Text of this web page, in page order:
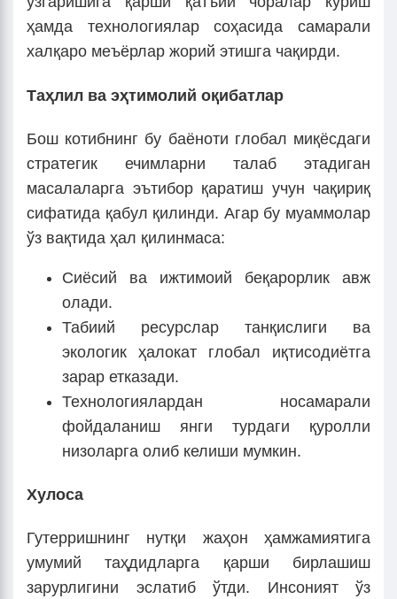
ҳамда технологиялар соҳасида самарали
халқаро меъёрлар жорий этишга чақирди.
Таҳлил ва эҳтимолий оқибатлар
Бош котибнинг бу баёноти глобал миқёсдаги
стратегик ечимларни талаб этадиган
масалаларга эътибор қаратиш учун чақириқ
сифатида қабул қилинди. Агар бу муаммолар
ўз вақтида ҳал қилинмаса:
Сиёсий ва ижтимоий беқарорлик авж
олади.
Табиий ресурслар танқислиги ва
экологик ҳалокат глобал иқтисодиётга
зарар етказади.
Технологиялардан носамарали
фойдаланиш янги турдаги қуролли
низоларга олиб келиши мумкин.
Хулоса
Гутерришнинг нутқи жаҳон ҳамжамиятига
умумий таҳдидларга қарши бирлашиш
зарурлигини эслатиб ўтди. Инсоният ўз